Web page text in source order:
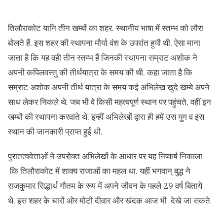
तिलौराकोट यानि तीन खम्बों का शहर. स्थानीय भाषा में स्तम्भ को लौरा
बोलते हैं. इस शहर की स्थापना मौर्या वंश के उपरांत हुयी थी. ऐसा माना
जाता है कि यह वही तीन स्तम्भ हैं जिनकी स्थापना सम्राट अशोक ने
अपनी कपिलवस्तु की तीर्थयात्रा के समय की थी. कहा जाता है कि
सम्राट अशोक अपनी तीर्थ यात्रा के समय कई अभिलेख खुदे खम्बे अपने
साथ लेकर निकले थे. जब भी वे किसी महत्वपूर्ण स्थान पर पहुंचते, वहीं इन
खम्बों की स्थापना करवाते थे. इन्हीं अभिलेखों द्वारा ही हमें उस युग व इस
स्थान की जानकारी प्राप्त हुई थी.
पुरातत्ववेत्ताओं ने उपरोक्त अभिलेखों के आधार पर यह निष्कर्ष निकाला
कि तिलौराकोट में शाक्य राजाओं का महल था. यहीं भगवान् बुद्ध ने
राजकुमार सिद्धार्थ गौतम के रूप में अपने जीवन के पहले 29 वर्ष बिताये
थे. इस शहर के चारों ओर मोटी दीवार और खंदक आज भी देखे जा सकते